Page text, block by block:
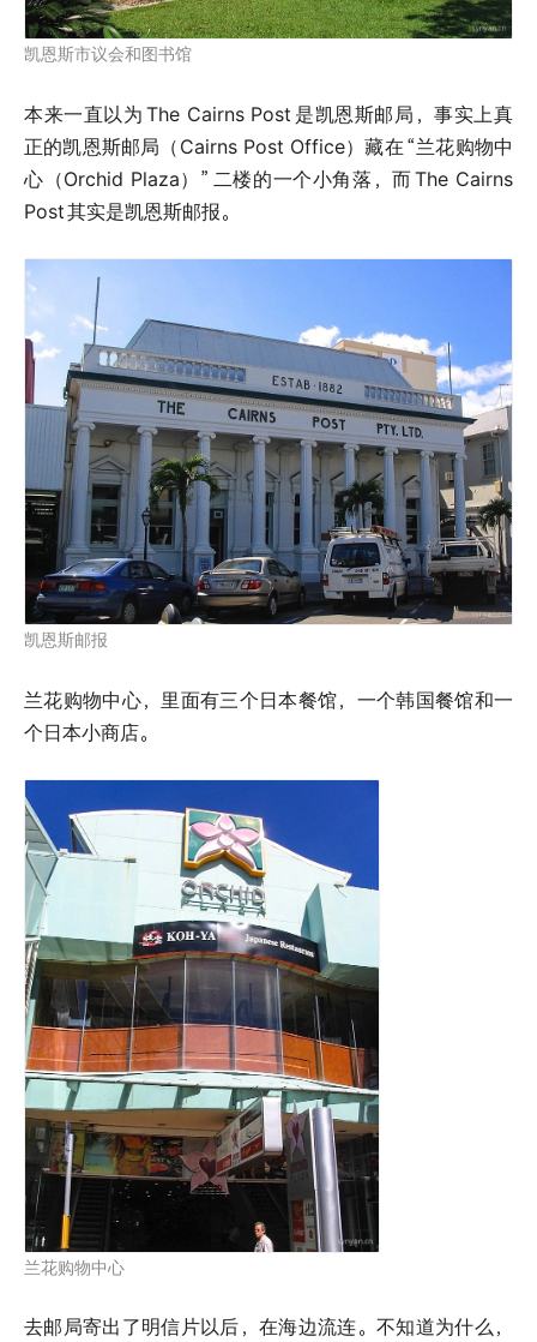
凯恩斯市议会和图书馆
本来一直以为 The Cairns Post 是凯恩斯邮局，事实上真
正的凯恩斯邮局（Cairns Post Office）藏在 “兰花购物中
心（Orchid Plaza）” 二楼的一个小角落，而The Cairns
Post其实是凯恩斯邮报。
凯恩斯邮报
兰花购物中心，里面有三个日本餐馆，一个韩国餐馆和一
个日本小商店。
兰花购物中心
去邮局寄出了明信片以后，在海边流连。不知道为什么，